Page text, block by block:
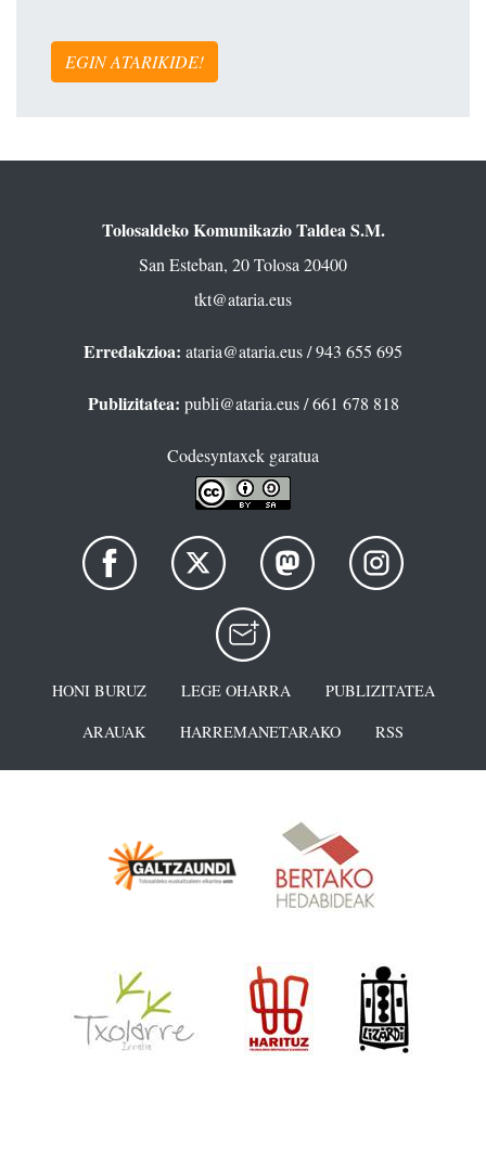
EGIN ATARIKIDE!
Tolosaldeko Komunikazio Taldea S.M.
San Esteban, 20 Tolosa 20400
tkt@ataria.eus
Erredakzioa: ataria@ataria.eus/ 943 655 695
Publizitatea: publi@ataria.eus/ 661 678 818
Codesyntaxek garatua
HONI BURUZ LEGE OHARRA
PUBLIZITATEA
ARAUAK
HARREMANETARAKO RSS